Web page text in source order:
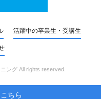
ちら
活躍中の卒業生・受講生
ングAll rights reserved.